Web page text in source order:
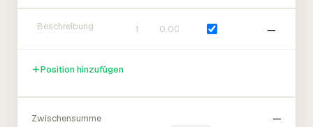
—
Position hinzufügen
Zwischensumme
—